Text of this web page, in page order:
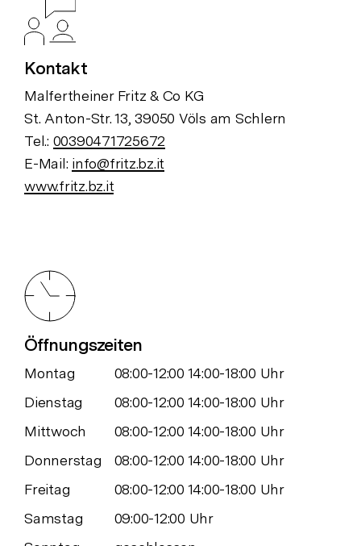
Kontakt
Malfertheiner Fritz & Co KG
St. Anton-Str. 13, 39050 Völs am Schlern
Tel.: 00390471725672
E-Mail: info@fritz.bz.it
www.fritz.bz.it
Öffnungszeiten
Montag
08:00-12:00 14:00-18:00 Uhr
Dienstag
08:00-12:00 14:00-18:00 Uhr
Mittwoch
08:00-12:00 14:00-18:00 Uhr
Donnerstag
08:00-12:00 14:00-18:00 Uhr
Freitag
08:00-12:00 14:00-18:00 Uhr
Samstag
09:00-12:00 Uhr